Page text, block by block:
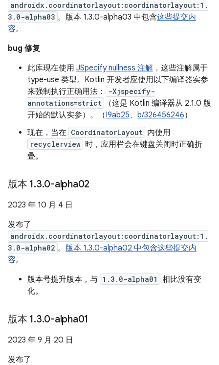
androidx.coordinatorlayout:coordinatorlayout:1.
3.0-alpha03 。版本 1.3.0-alpha03 中包含这些提交内
容。
bug 修复
此库现在使用 JSpecify nullness 注解 ，这些注解属于
type-use 类型。Kotlin 开发者应使用以下编译器实参
来强制执行正确用法：
-Xjspecify-
annotations=strict
（这是 Kotlin 编译器从 2.1.0 版
开始的默认实参）。（I9ab25、 b/326456246）
现在，当在 CoordinatorLayout 内使用
recyclerview 时，应用栏会在键盘关闭时正确折
叠。
版本 1.3.0-alpha02
2023 年 10 月 4 日
发布了
androidx.coordinatorlayout:coordinatorlayout:1.
3.0-alpha02 。 版本 1.3.0-alpha02 中包含这些提交内
容。
版本号提升版本，与 1.3.0-alpha01
相比没有变
化。
版本 1.3.0-alpha01
2023 年 9 月 20 日
发布了